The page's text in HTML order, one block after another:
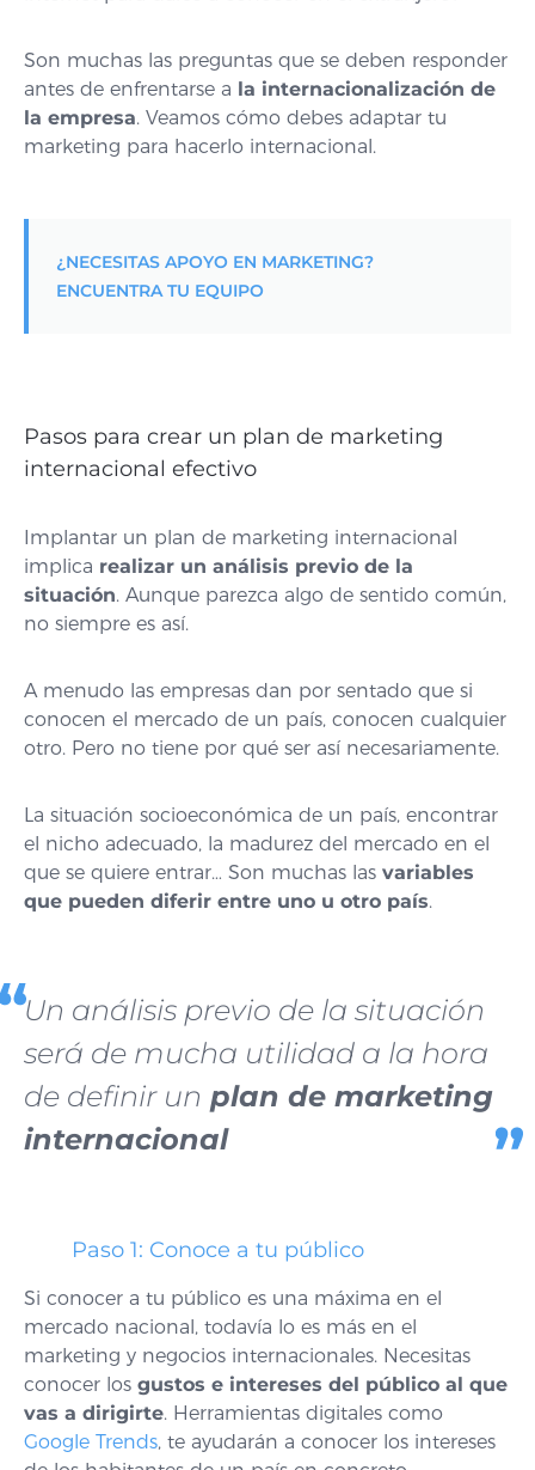
Son muchas las preguntas que se deben responder
antes de enfrentarse a la internacionalización de
la empresa. Veamos cómo debes adaptar tu
marketing para hacerlo internacional.
¿NECESITAS APOYO EN MARKETING?
ENCUENTRA TU EQUIPO
Pasos para crear un plan de marketing
internacional efectivo
Implantar un plan de marketing internacional
implica realizar un análisis previo de la
situación. Aunque parezca algo de sentido común,
no siempre es así.
A menudo las empresas dan por sentado que si
conocen el mercado de un país, conocen cualquier
otro. Pero no tiene por qué ser así necesariamente.
La situación socioeconómica de un país, encontrar
el nicho adecuado, la madurez del mercado en el
que se quiere entrar… Son muchas las variables
que pueden diferir entre uno u otro país.
Un análisis previo de la situación
será de mucha utilidad a la hora
de definir un plan de marketing
internacional
Paso 1: Conoce a tu público
Si conocer a tu público es una máxima en el
mercado nacional, todavía lo es más en el
marketing y negocios internacionales. Necesitas
conocer los gustos e intereses del público al que
vas a dirigirte. Herramientas digitales como
Google Trends, te ayudarán a conocer los intereses